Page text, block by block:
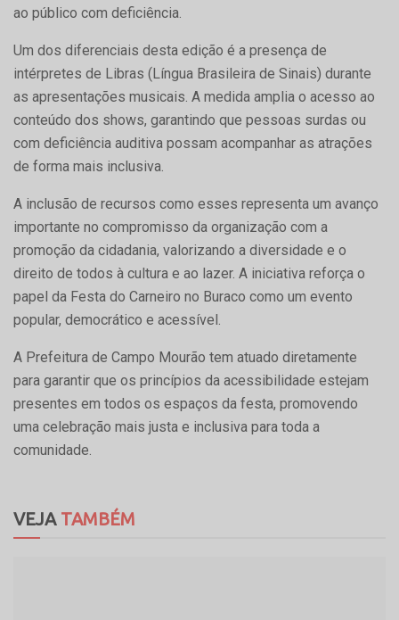
ao público com deficiência.
Um dos diferenciais desta edição é a presença de
intérpretes de Libras (Língua Brasileira de Sinais) durante
as apresentações musicais. A medida amplia o acesso ao
conteúdo dos shows, garantindo que pessoas surdas ou
com deficiência auditiva possam acompanhar as atrações
de forma mais inclusiva.
A inclusão de recursos como esses representa um avanço
importante no compromisso da organização com a
promoção da cidadania, valorizando a diversidade e o
direito de todos à cultura e ao lazer. A iniciativa reforça o
papel da Festa do Carneiro no Buraco como um evento
popular, democrático e acessível.
A Prefeitura de Campo Mourão tem atuado diretamente
para garantir que os princípios da acessibilidade estejam
presentes em todos os espaços da festa, promovendo
uma celebração mais justa e inclusiva para toda a
comunidade.
VEJATAMBÉM